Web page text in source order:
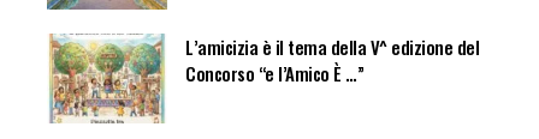
L’amicizia è il tema della V^ edizione del
Concorso “e l’Amico È …”